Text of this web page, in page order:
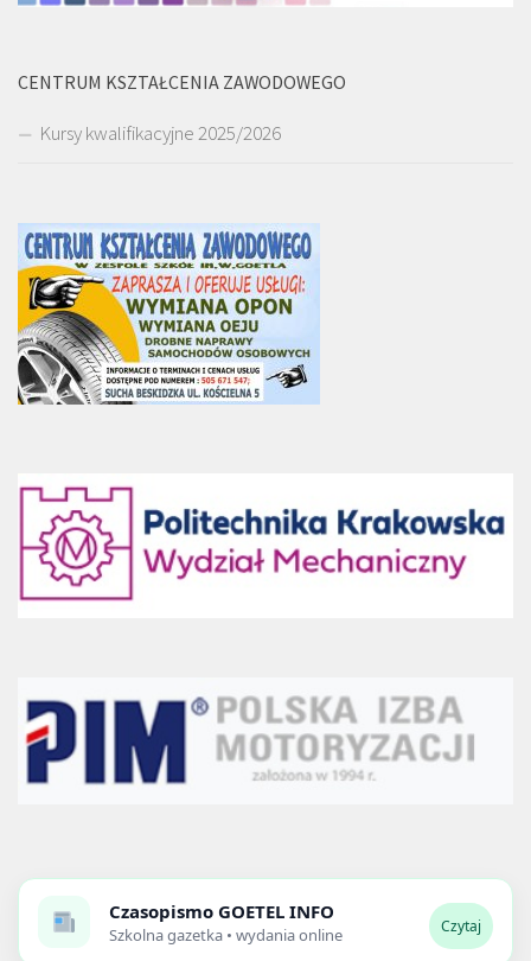
CENTRUM KSZTAŁCENIA ZAWODOWEGO
Kursy kwalifikacyjne 2025/2026
Czasopismo GOETEL INFO
Szkolna gazetka • wydania online Czytaj